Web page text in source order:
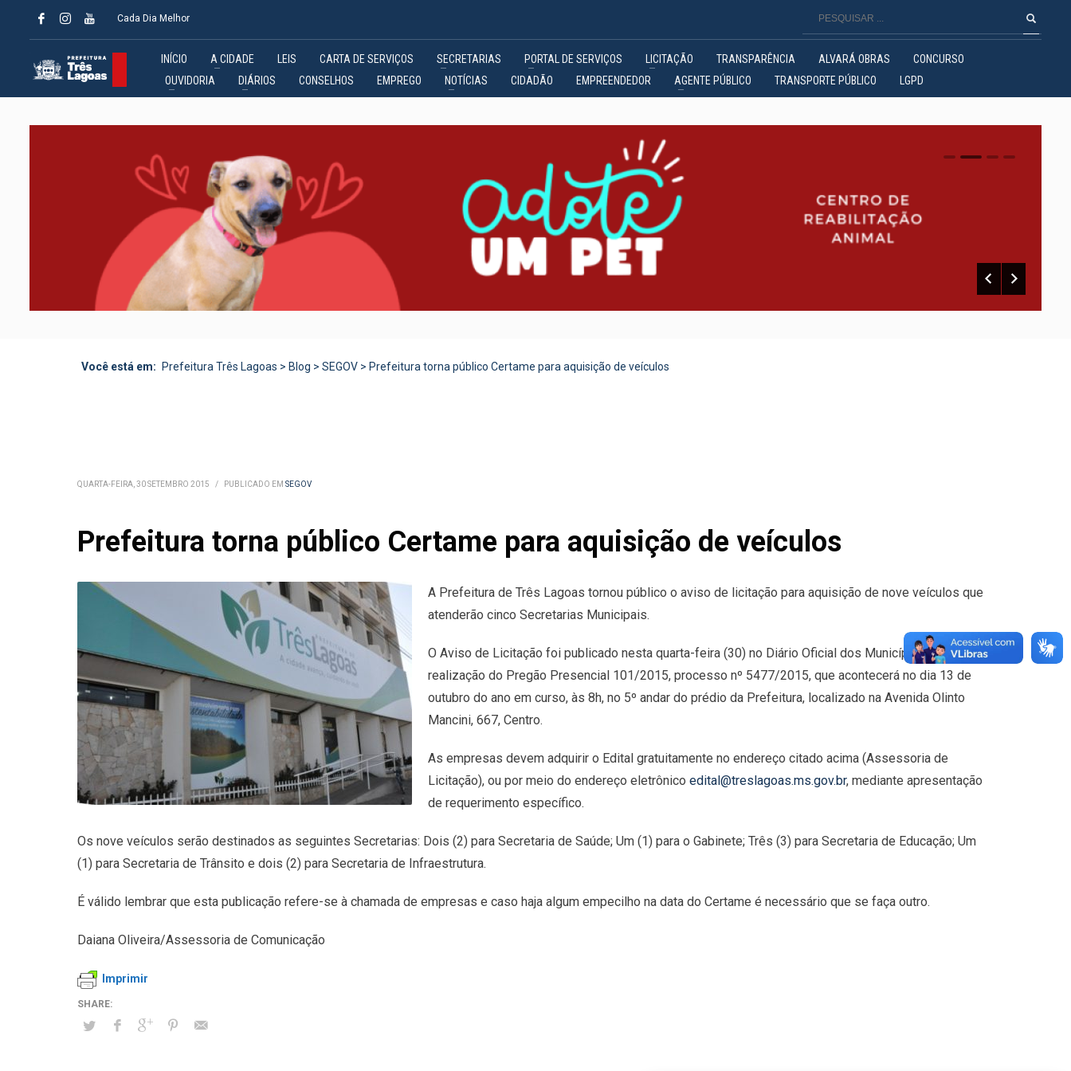
Cada Dia Melhor
INÍCIO A CIDADE LEIS CARTA DE SERVIÇOS SECRETARIAS PORTAL DE SERVIÇOS LICITAÇÃO TRANSPARÊNCIA ALVARÁ OBRAS
CONCURSO
OUVIDORIA
DIÁRIOS CONSELHOS EMPREGO NOTÍCIAS CIDADÃO EMPREENDEDOR AGENTE PÚBLICO TRANSPORTE PÚBLICO LGPD
0 1 2
Você está em: Prefeitura Três Lagoas > Blog > SEGOV > Prefeitura torna público Certame para aquisição de veículos
QUARTA-FEIRA, 30 SETEMBRO 2015 / PUBLICADO EM SEGOV
Prefeitura torna público Certame para aquisição de veículos
A Prefeitura de Três Lagoas tornou público o aviso de licitação para aquisição de nove veículos que
atenderão cinco Secretarias Municipais.
O Aviso de Licitação foi publicado nesta quarta-feira (30) no Diário Oficial dos Municípios para
realização do Pregão Presencial 101/2015, processo nº 5477/2015, que acontecerá no dia 13 de
outubro do ano em curso, às 8h, no 5º andar do prédio da Prefeitura, localizado na Avenida Olinto
Mancini, 667, Centro.
As empresas devem adquirir o Edital gratuitamente no endereço citado acima (Assessoria de
Licitação), ou por meio do endereço eletrônico edital@treslagoas.ms.gov.br, mediante apresentação
de requerimento específico.
Os nove veículos serão destinados as seguintes Secretarias: Dois (2) para Secretaria de Saúde; Um (1) para o Gabinete; Três (3) para Secretaria de Educação; Um
(1) para Secretaria de Trânsito e dois (2) para Secretaria de Infraestrutura.
É válido lembrar que esta publicação refere-se à chamada de empresas e caso haja algum empecilho na data do Certame é necessário que se faça outro.
Daiana Oliveira/Assessoria de Comunicação
Imprimir